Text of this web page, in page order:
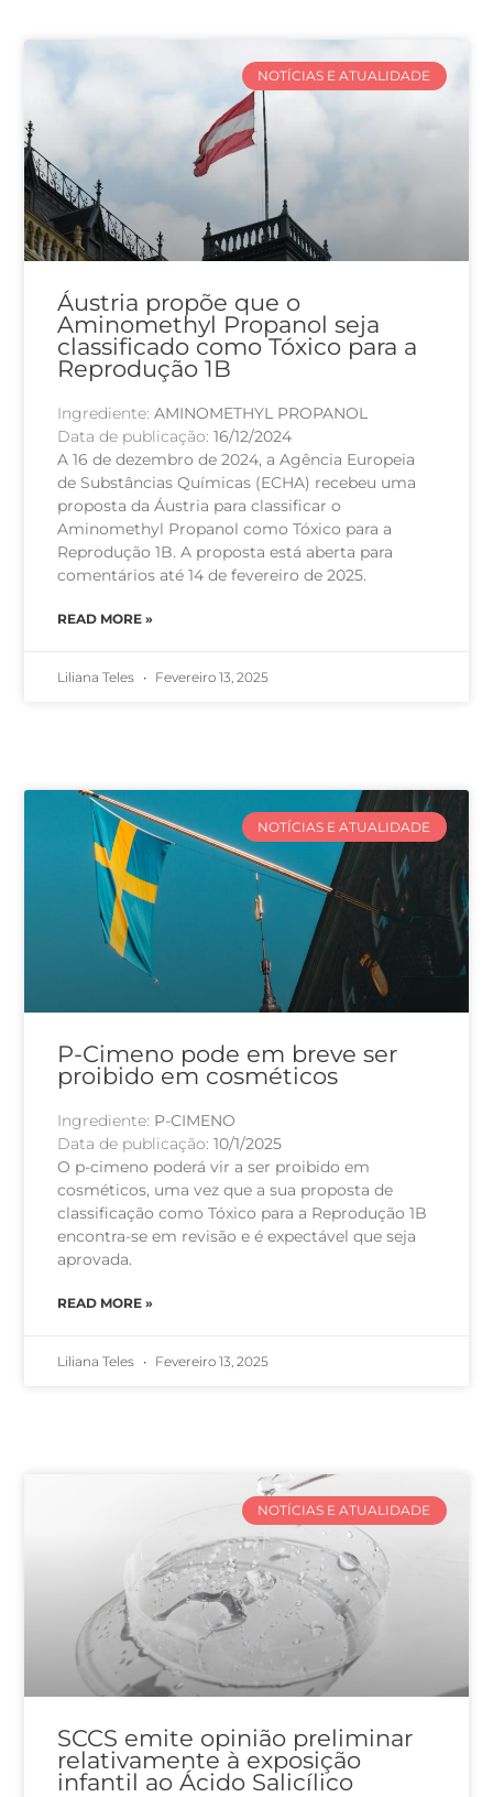
NOTÍCIAS E ATUALIDADE
Áustria propõe que o
Aminomethyl Propanol seja
classificado como Tóxico para a
Reprodução 1B
Ingrediente:AMINOMETHYL PROPANOL
Data de publicação:16/12/2024
A 16 de dezembro de 2024, a Agência Europeia
de Substâncias Químicas (ECHA) recebeu uma
proposta da Áustria para classificar o
Aminomethyl Propanol como Tóxico para a
Reprodução 1B. A proposta está aberta para
comentários até 14 de fevereiro de 2025.
READ MORE »
Liliana Teles Fevereiro 13, 2025
NOTÍCIAS E ATUALIDADE
P-Cimeno pode em breve ser
proibido em cosméticos
Ingrediente: P-CIMENO
Data de publicação:10/1/2025
O p-cimeno poderá vir a ser proibido em
cosméticos, uma vez que a sua proposta de
classificação como Tóxico para a Reprodução 1B
encontra-se em revisão e é expectável que seja
aprovada.
READ MORE »
Liliana Teles Fevereiro 13, 2025
NOTÍCIAS E ATUALIDADE
SCCS emite opinião preliminar
relativamente à exposição
infantil ao Ácido Salicílico